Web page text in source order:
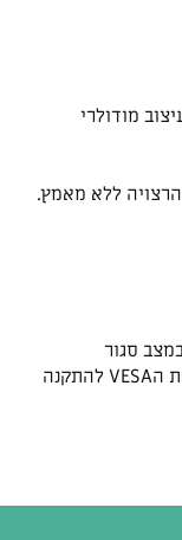
מודולרי
ללא מאמץ.
ור פלטת הVESA להתקנה